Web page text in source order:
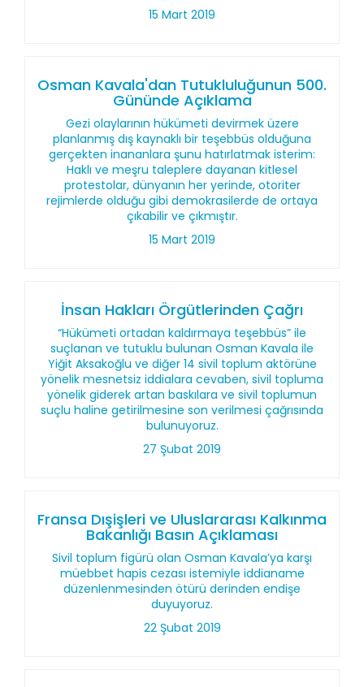
15 Mart 2019
Osman Kavala'dan Tutukluluğunun 500.
Gününde Açıklama
Gezi olaylarının hükümeti devirmek üzere
planlanmış dış kaynaklı bir teşebbüs olduğuna
gerçekten inananlara şunu hatırlatmak isterim:
Haklı ve meşru taleplere dayanan kitlesel
protestolar, dünyanın her yerinde, otoriter
rejimlerde olduğu gibi demokrasilerde de ortaya
çıkabilir ve çıkmıştır.
15 Mart 2019
İnsan Hakları Örgütlerinden Çağrı
“Hükümeti ortadan kaldırmaya teşebbüs” ile
suçlanan ve tutuklu bulunan Osman Kavala ile
Yiğit Aksakoğlu ve diğer 14 sivil toplum aktörüne
yönelik mesnetsiz iddialara cevaben, sivil topluma
yönelik giderek artan baskılara ve sivil toplumun
suçlu haline getirilmesine son verilmesi çağrısında
bulunuyoruz.
27 Şubat 2019
Fransa Dışişleri ve Uluslararası Kalkınma
Bakanlığı Basın Açıklaması
Sivil toplum figürü olan Osman Kavala’ya karşı
müebbet hapis cezası istemiyle iddianame
düzenlenmesinden ötürü derinden endişe
duyuyoruz.
22 Şubat 2019